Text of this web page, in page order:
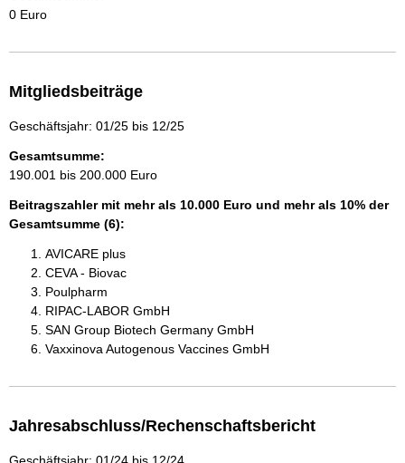
0 Euro
Mitgliedsbeiträge
Geschäftsjahr: 01/25 bis 12/25
Gesamtsumme:
190.001 bis 200.000 Euro
Beitragszahler mit mehr als 10.000 Euro und mehr als 10% der
Gesamtsumme (6):
AVICARE plus
CEVA - Biovac
Poulpharm
RIPAC-LABOR GmbH
SAN Group Biotech Germany GmbH
Vaxxinova Autogenous Vaccines GmbH
Jahresabschluss/Rechenschaftsbericht